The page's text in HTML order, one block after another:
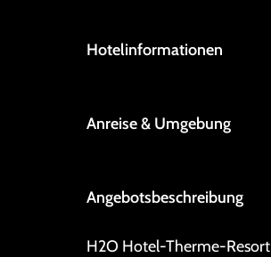
Hotelinformationen
Anreise & Umgebung
Angebotsbeschreibung
H2O Hotel-Therme-Resort